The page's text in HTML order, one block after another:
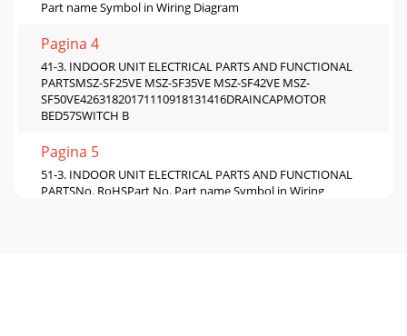
Part name Symbol in Wiring Diagram
Pagina 4
41-3. INDOOR UNIT ELECTRICAL PARTS AND FUNCTIONAL
PARTSMSZ-SF25VE MSZ-SF35VE MSZ-SF42VE MSZ-
SF50VE42631820171110918131416DRAINCAPMOTOR
BED57SWITCH B
Pagina 5
51-3. INDOOR UNIT ELECTRICAL PARTS AND FUNCTIONAL
PARTSNo. RoHSPart No. Part name Symbol in Wiring